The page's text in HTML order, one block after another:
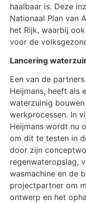
haalbaar is. Deze
Nationaal Plan van
het Rijk, waarbij
voor de
Lancering
Een van de
Heijmans, heeft als
waterzuinig
werkprocessen. In
Heijmans wordt nu
om dit te testen in
door zijn
regenwateropslag,
wasmachine en de
projectpartner om
ontwerp en het